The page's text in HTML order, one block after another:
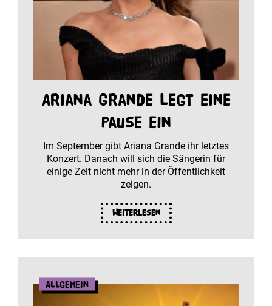
Ariana Grande legt eine
Pause ein
Im September gibt Ariana Grande ihr letztes
Konzert. Danach will sich die Sängerin für
einige Zeit nicht mehr in der Öffentlichkeit
zeigen.
Weiterlesen
Allgemein